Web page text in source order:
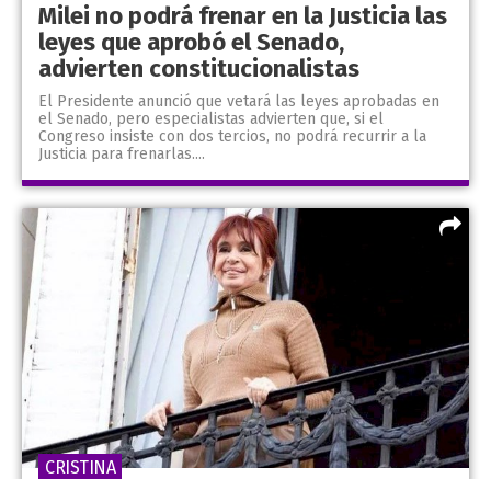
Milei no podrá frenar en la Justicia las
leyes que aprobó el Senado,
advierten constitucionalistas
El Presidente anunció que vetará las leyes aprobadas en
el Senado, pero especialistas advierten que, si el
Congreso insiste con dos tercios, no podrá recurrir a la
Justicia para frenarlas....
CRISTINA